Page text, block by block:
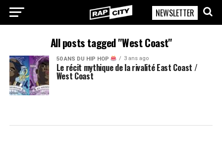
RapCity
NEWSLETTER
All posts tagged "West Coast"
50 ANS DU HIP HOP 3 ans ago
Le récit mythique de la rivalité East Coast /
West Coast